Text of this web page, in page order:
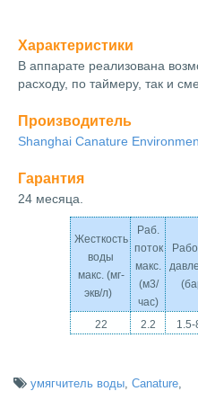
Характеристики
В аппарате реализована
расходу, по таймеру, так и
Производитель
Shanghai Canature
Гарантия
24 месяца.
Жесткость
воды
макс. (мг-
экв/л)
Раб.
поток
макс.
(м3/
час)
22 2.2 1.5-
умягчитель воды, Canature,